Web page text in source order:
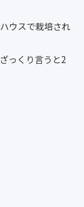
ウスで栽培され
っくり言うと2